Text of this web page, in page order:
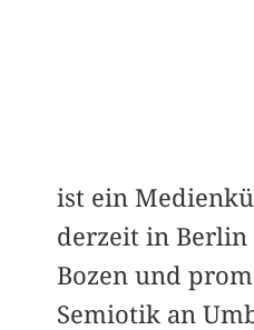
ist ein
derzeit in Berlin
Bozen und
Semiotik an